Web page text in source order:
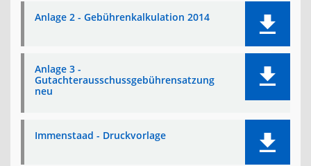
Anlage 2 - Gebührenkalkulation 2014
Anlage 3 -
Gutachterausschussgebührensatzung
neu
Immenstaad - Druckvorlage